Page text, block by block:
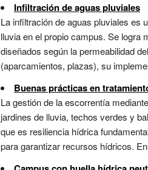
Infiltración de aguas pluviales
La infiltración de aguas pluviales es
lluvia en el propio campus. Se logra
diseñados según la permeabilidad
(aparcamientos, plazas), su
Buenas prácticas en
La gestión de la escorrentía
jardines de lluvia, techos verdes y
que es resiliencia hídrica
para garantizar recursos hídricos.